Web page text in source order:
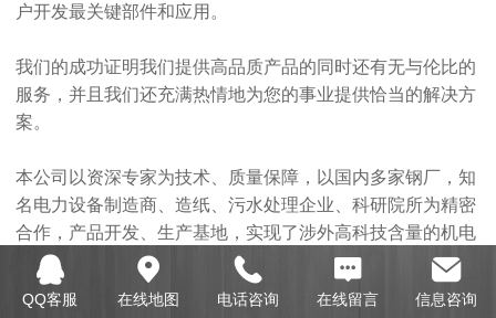
户开发最关键部件和应用。
我们的成功证明我们提供高品质产品的同时还有无与伦比的
服务，并且我们还充满热情地为您的事业提供恰当的解决方
案。
本公司以资深专家为技术、质量保障，以国内多家钢厂，知
名电力设备制造商、造纸、污水处理企业、科研院所为精密
合作，产品开发、生产基地，实现了涉外高科技含量的机电
零、部件和成套产品的供应，同时为国内具有进出业务的企
业提供多项技术咨询服务，获得了众多用户的一致好评。
QQ客服 在线地图 电话咨询 在线留言 信息咨询